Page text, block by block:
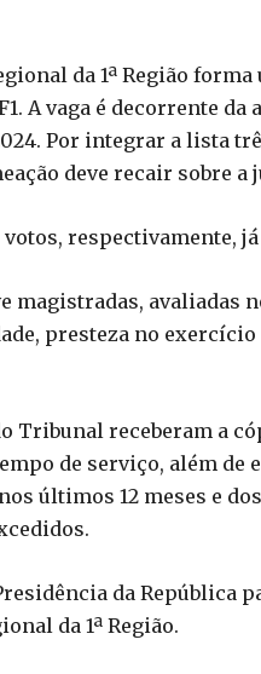
da 1ª Região
A vaga é decorrente
Por integrar a lista
deve recair sobre
votos, respectivamente,
magistradas, avaliadas
presteza no exercício
Tribunal receberam a
de serviço, além
últimos 12 meses e
da República
da 1ª Região.